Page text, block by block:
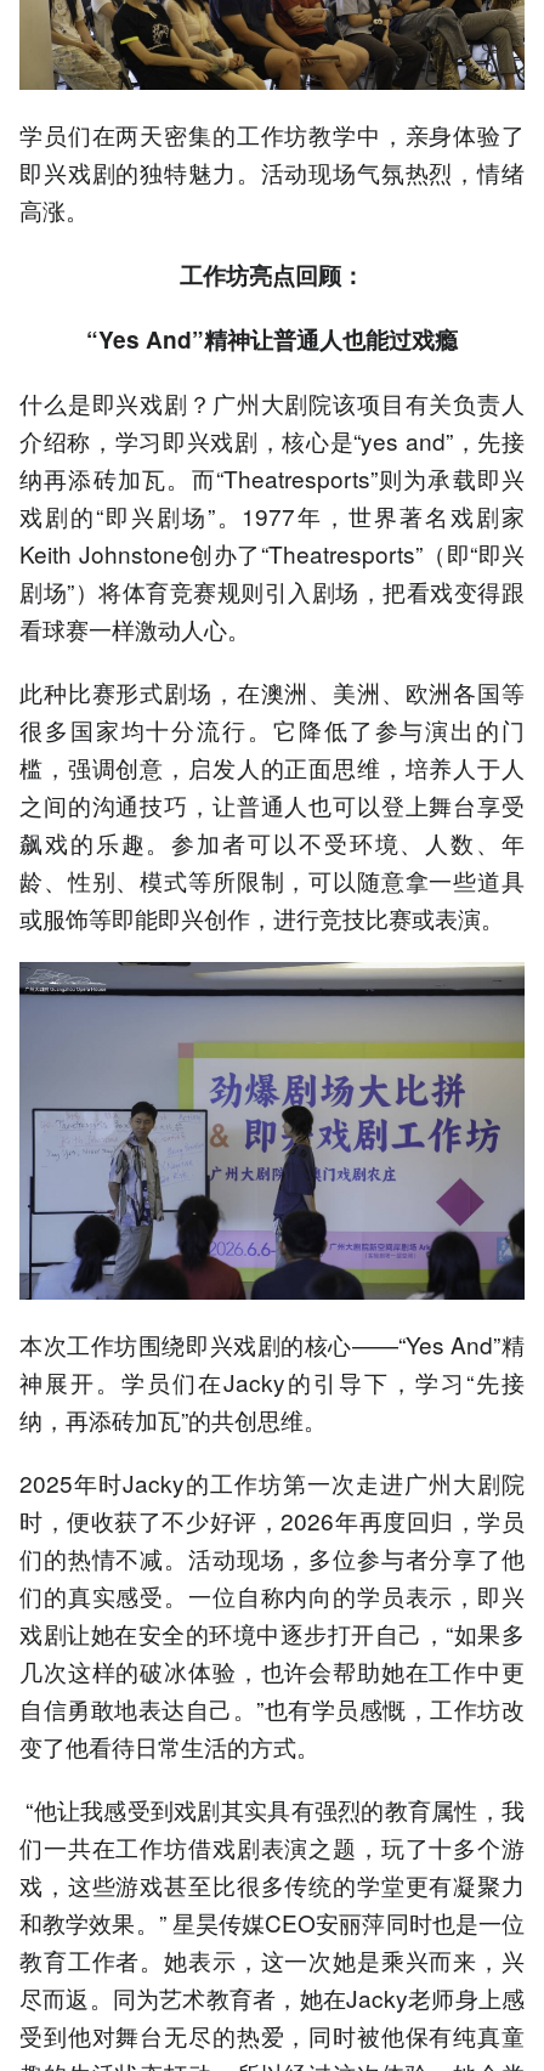
学员们在两天密集的工作坊教学中，亲身体验了
即兴戏剧的独特魅力。活动现场气氛热烈，情绪
高涨。
工作坊亮点回顾：
“Yes And”精神让普通人也能过戏瘾
什么是即兴戏剧？广州大剧院该项目有关负责人
介绍称，学习即兴戏剧，核心是“yes and”，先接
纳再添砖加瓦。而“Theatresports”则为承载即兴
戏剧的“即兴剧场”。1977年，世界著名戏剧家
Keith Johnstone创办了“Theatresports”（即“即兴
剧场”）将体育竞赛规则引入剧场，把看戏变得跟
看球赛一样激动人心。
此种比赛形式剧场，在澳洲、美洲、欧洲各国等
很多国家均十分流行。它降低了参与演出的门
槛，强调创意，启发人的正面思维，培养人于人
之间的沟通技巧，让普通人也可以登上舞台享受
飙戏的乐趣。参加者可以不受环境、人数、年
龄、性别、模式等所限制，可以随意拿一些道具
或服饰等即能即兴创作，进行竞技比赛或表演。
本次工作坊围绕即兴戏剧的核心——“Yes And”精
神展开。学员们在Jacky的引导下，学习“先接
纳，再添砖加瓦”的共创思维。
2025年时Jacky的工作坊第一次走进广州大剧院
时，便收获了不少好评，2026年再度回归，学员
们的热情不减。活动现场，多位参与者分享了他
们的真实感受。一位自称内向的学员表示，即兴
戏剧让她在安全的环境中逐步打开自己，“如果多
几次这样的破冰体验，也许会帮助她在工作中更
自信勇敢地表达自己。”也有学员感慨，工作坊改
变了他看待日常生活的方式。
“他让我感受到戏剧其实具有强烈的教育属性，我
们一共在工作坊借戏剧表演之题，玩了十多个游
戏，这些游戏甚至比很多传统的学堂更有凝聚力
和教学效果。” 星昊传媒CEO安丽萍同时也是一位
教育工作者。她表示，这一次她是乘兴而来，兴
尽而返。同为艺术教育者，她在Jacky老师身上感
受到他对舞台无尽的热爱，同时被他保有纯真童